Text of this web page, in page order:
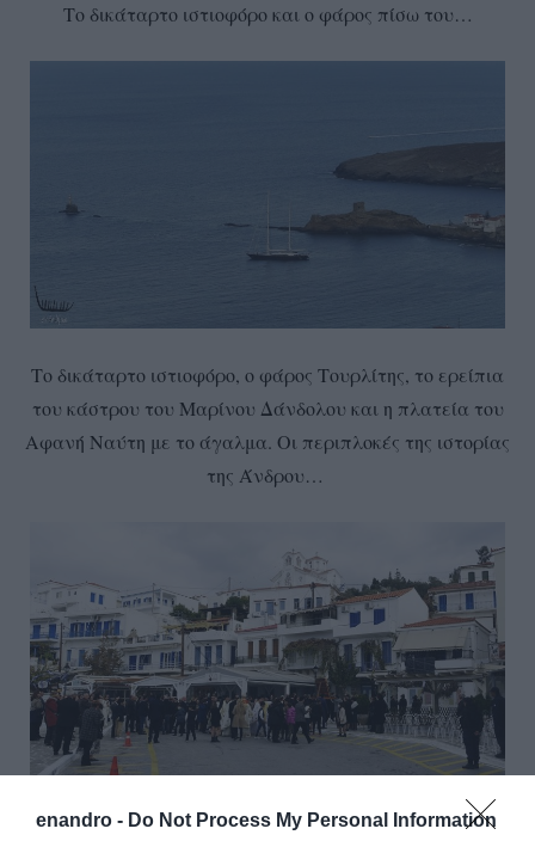
enandro - Do Not Process My Personal Information
Το δικάταρτο ιστιοφόρο και ο φάρος πίσω του…
Το δικάταρτο ιστιοφόρο, ο φάρος Τουρλίτης, το ερείπια
του κάστρου του Μαρίνου Δάνδολου και η πλατεία του
Αφανή Ναύτη με το άγαλμα. Οι περιπλοκές της ιστορίας
της Άνδρου…
Το δικάταρτο ιστιοφόρο και η Χώρα όπως πια